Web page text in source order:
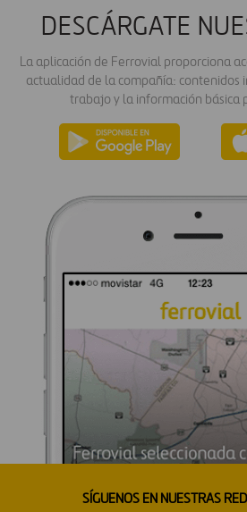
DESCÁRGATE
La aplicación de Ferrovial proporciona
actualidad de la compañía: contenidos
trabajo y la información básica
SÍGUENOS EN NUESTRAS